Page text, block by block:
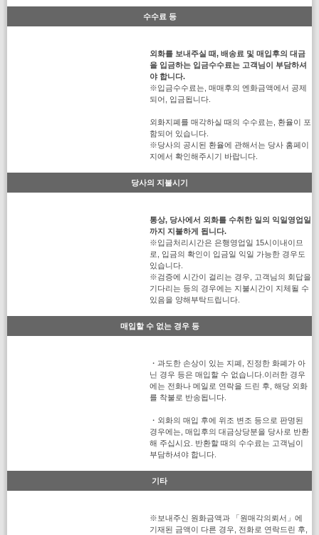
수수료 등
외화를 보내주실 때, 배송료 및 매입후의 대금
을 입금하는 입금수수료는 고객님이 부담하셔
야 합니다.
※입금수수료는, 매매후의 엔화금액에서 공제
되어, 입금됩니다.
외화지폐를 매각하실 때의 수수료는, 환율이 포
함되어 있습니다.
※당사의 공시된 환율에 관해서는 당사 홈페이
지에서 확인해주시기 바랍니다.
당사의 지불시기
통상, 당사에서 외화를 수취한 일의 익일영업일
까지 지불하게 됩니다.
※입금처리시간은 은행영업일 15시이내이므
로, 입금의 확인이 입금일 익일 가능한 경우도
있습니다.
※검증에 시간이 걸리는 경우, 고객님의 회답을
기다리는 등의 경우에는 지불시간이 지체될 수
있음을 양해부탁드립니다.
매입할 수 없는 경우 등
・과도한 손상이 있는 지폐, 진정한 화폐가 아
닌 경우 등은 매입할 수 없습니다.이러한 경우
에는 전화나 메일로 연락을 드린 후, 해당 외화
를 착불로 반송됩니다.
・외화의 매입 후에 위조 변조 등으로 판명된
경우에는, 매입후의 대금상당분을 당사로 반환
해 주십시요. 반환할 때의 수수료는 고객님이
부담하셔야 합니다.
기타
※보내주신 원화금액과 「원매각의뢰서」에
기재된 금액이 다른 경우, 전화로 연락드린 후,